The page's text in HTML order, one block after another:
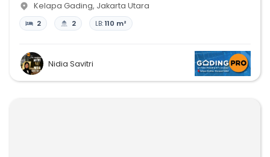
Kelapa Gading, Jakarta Utara
2 2 LB:110 m²
Nidia Savitri